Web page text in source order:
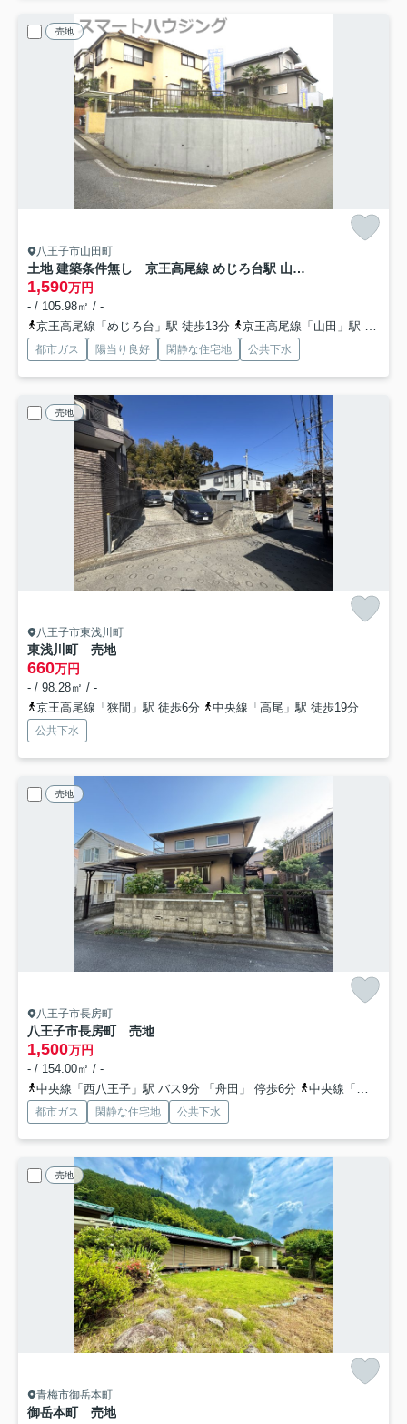
売地
八王子市山田町
土地 建築条件無し 京王高尾線 めじろ台駅 山田駅 山田町
1,590万円
- / 105.98㎡ / -
京王高尾線「めじろ台」駅 徒歩13分
京王高尾線「山田」駅 徒歩10分
都市ガス 陽当り良好 閑静な住宅地 公共下水
売地
八王子市東浅川町
東浅川町 売地
660万円
- / 98.28㎡ / -
京王高尾線「狭間」駅 徒歩6分
中央線「高尾」駅 徒歩19分
公共下水
売地
八王子市長房町
八王子市長房町 売地
1,500万円
- / 154.00㎡ / -
中央線「西八王子」駅 バス9分 「舟田」 停歩6分
中央線「西八王子」駅 徒歩25分
都市ガス 閑静な住宅地 公共下水
売地
青梅市御岳本町
御岳本町 売地